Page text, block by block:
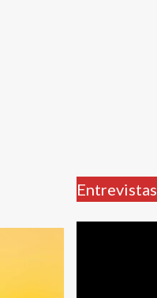
Entrevistas